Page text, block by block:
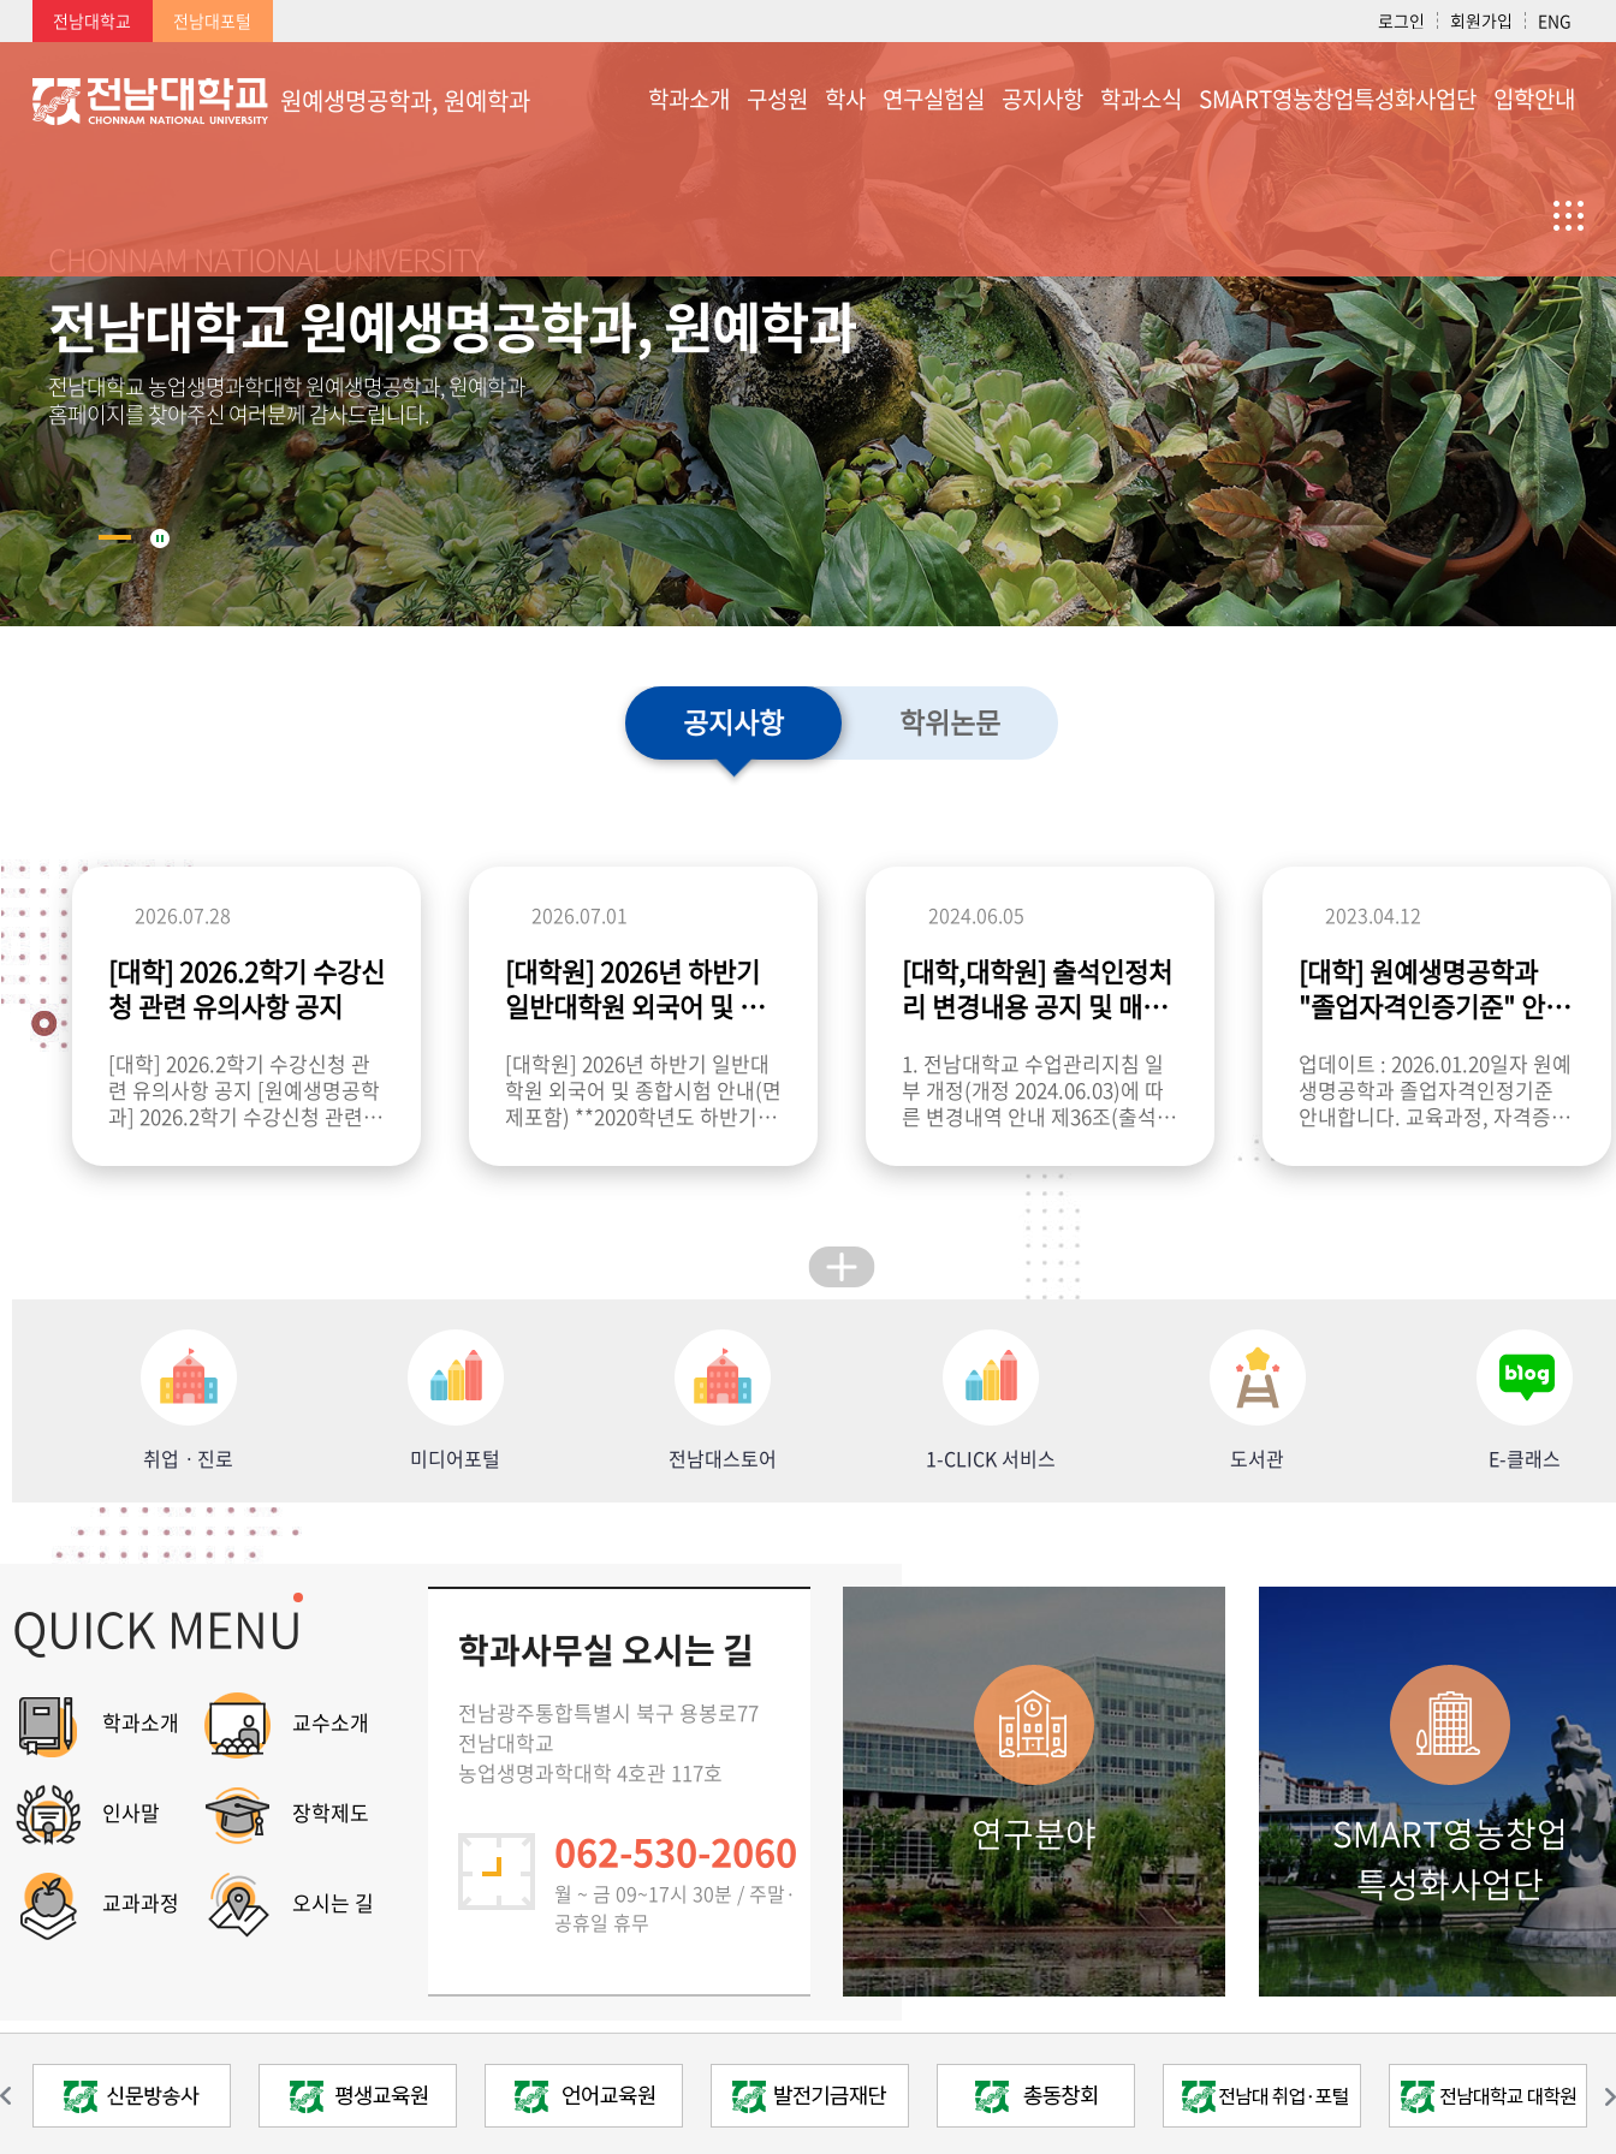
전남대학교 전남대포털 로그인 회원가입 ENG
원예생명공학과, 원예학과 학과소개
학과장 인사말
구성원 학사
장학제도
학술/학위논문
취업처(졸업자)
연구실험실
화훼원예학
시설원예학
원예작물유전육종
학
과수및번식학
원예품질관리학
원예작물생리생태
학
스마트원예재배학
공지사항
공지사항
학과소식
학과소식
SMART영농창업특성화사업단
공지사항
활동사진
자료실
입학안내
입학안내
CHONNAM NATIONAL UNIVERSITY
전남대학교 원예생명공학과, 원예학과
전남대학교 농업생명과학대학 원예생명공학과, 원예학과
홈페이지를 찾아주신 여러분께 감사드립니다.
공지사항
2026.07.28
[대학] 2026.2학기 수강신
청 관련 유의사항 공지
[대학] 2026.2학기 수강신청 관
련 유의사항 공지 [원예생명공학
과] 2026.2학기 수강신청 관련
의사항 꼭 확인 수강신청은 포털
2026.07.01
[대학원] 2026년 하반기
일반대학원 외국어 및 종
[대학원] 2026년 하반기 일반대
학원 외국어 및 종합시험 안내(면
제포함) **2020학년도 하반기부
다. 이점 확인 후 변경된 양식으
2024.06.05
[대학,대학원] 출석인정처
리 변경내용 공지 및 매뉴
1. 전남대학교 수업관리지침 일
부 개정(개정 2024.06.03)에 따
른 변경내역 안내 제36조(출석인
제1항 각호의 사유로 출석할 수
2023.04.12
[대학] 원예생명공학과
"졸업자격인증기준" 안내
업데이트 : 2026.01.20일자 원예
생명공학과 졸업자격인정기준
안내합니다. 교육과정, 자격증 등
니다.
학위논문
취업ㆍ진로 미디어포털 전남대스토어 1-CLICK 서비스 도서관 E-클래스
QUICK MENU
학과소개 교수소개
인사말 장학제도
교과과정 오시는 길
학과사무실 오시는 길
전남광주통합특별시 북구 용봉로77
전남대학교
농업생명과학대학 4호관 117호
062-530-2060
월 ~ 금 09~17시 30분 / 주말·
공휴일 휴무
연구분야
SMART영농창업
특성화사업단